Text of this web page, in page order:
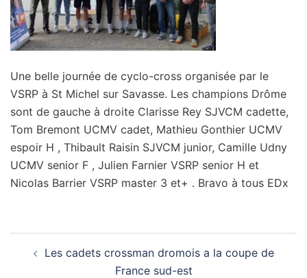
Une belle journée de cyclo-cross organisée par le
VSRP à St Michel sur Savasse. Les champions Drôme
sont de gauche à droite Clarisse Rey SJVCM cadette,
Tom Bremont UCMV cadet, Mathieu Gonthier UCMV
espoir H , Thibault Raisin SJVCM junior, Camille Udny
UCMV senior F , Julien Farnier VSRP senior H et
Nicolas Barrier VSRP master 3 et+ . Bravo à tous EDx
d’articleLes cadets crossman dromois a la coupe de
France sud-est